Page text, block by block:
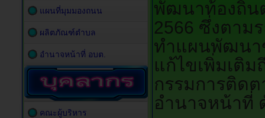
พัฒนาท้องถิ่น
2566 ซึ่งตาม
ทำแผนพัฒนา
แก้ไขเพิ่มเติ
กรรมการติด
อำนาจหน้าที่
แผนที่มุมมองถนน
ผลิตภัณฑ์ตำบล
อำนาจหน้าที่ อบต.
คณะผู้บริหาร